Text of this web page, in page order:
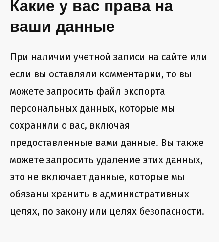
Какие у вас права на
ваши данные
При наличии учетной записи на сайте или
если вы оставляли комментарии, то вы
можете запросить файл экспорта
персональных данных, которые мы
сохранили о вас, включая
предоставленные вами данные. Вы также
можете запросить удаление этих данных,
это не включает данные, которые мы
обязаны хранить в административных
целях, по закону или целях безопасности.